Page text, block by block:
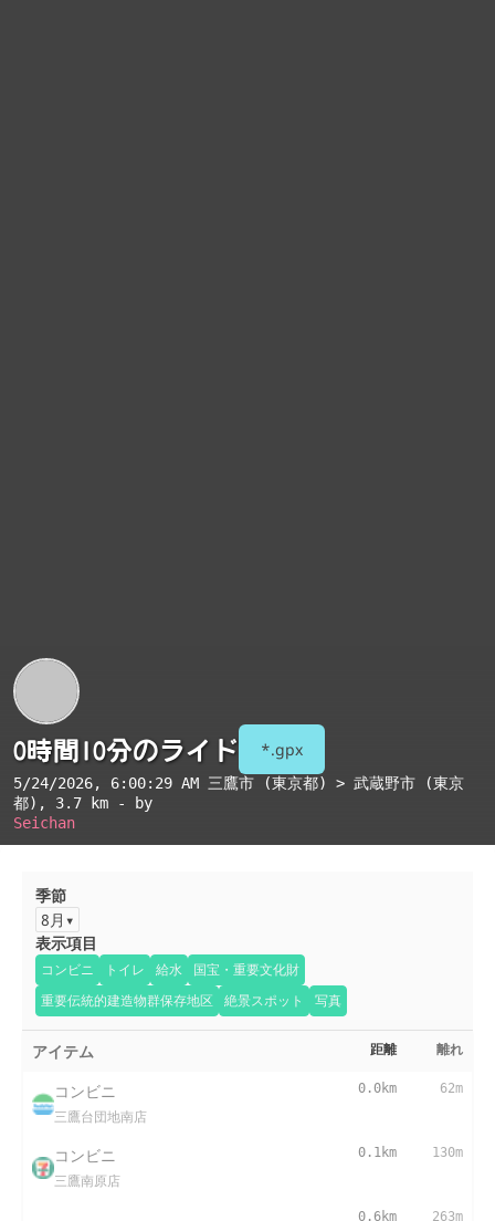
0時間10分のライド *.gpx
5/24/2026, 6:00:29 AM 三鷹市 (東京都) > 武蔵野市 (東京
都) , 3.7 km - by
Seichan
季節
8月
表示項目
コンビニ トイレ 給水
国宝・重要文化財
重要伝統的建造物群保存地区
絶景スポット 写真
アイテム 距離 離れ
コンビニ
三鷹台団地南店
0.0km 62m
コンビニ
三鷹南原店
0.1km 130m
0.6km 263m